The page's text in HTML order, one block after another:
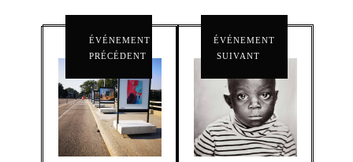
ÉVÉNEMENT
PRÉCÉDENT
ÉVÉNEMENT
SUIVANT